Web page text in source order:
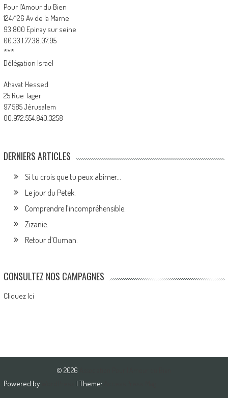
Pour l’Amour du Bien
124/126 Av de la Marne
93 800 Epinay sur seine
00.33.1.77.38.07.95
***
Délégation Israël
Ahavat Hessed
25 Rue Tager
97 585 Jérusalem
00.972.554.840.3258
DERNIERS ARTICLES
Si tu crois que tu peux abimer…
Le jour du Petek.
Comprendre l’incompréhensible.
Zizanie.
Retour d’Ouman.
CONSULTEZ NOS CAMPAGNES
Cliquez Ici
© 2026
Powered by | Theme: